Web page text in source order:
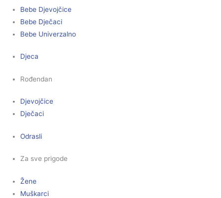
Bebe Djevojčice
Bebe Dječaci
Bebe Univerzalno
Djeca
Rođendan
Djevojčice
Dječaci
Odrasli
Za sve prigode
Žene
Muškarci